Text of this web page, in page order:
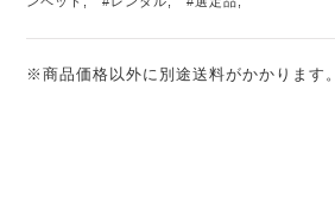
※商品価格以外に別途送料がかかります。